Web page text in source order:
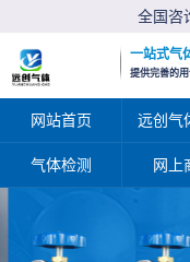
全国咨
一站式气
提供完善的
网站首页 远创气
气体检测 网上